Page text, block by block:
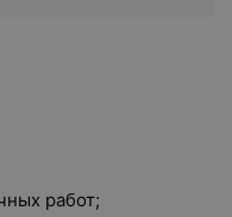
работ;